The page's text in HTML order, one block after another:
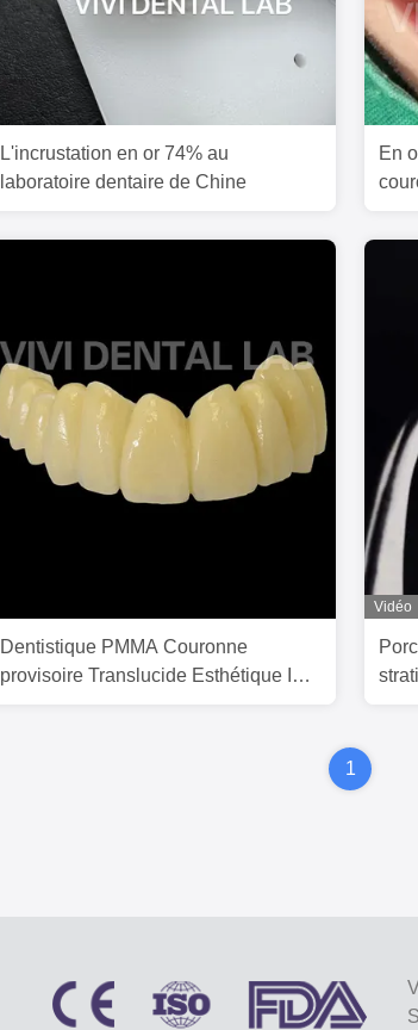
L'incrustation en or 74% au
laboratoire dentaire de Chine
En
Dentistique PMMA Couronne
provisoire Translucide Esthétique IPS
Vidéo
1